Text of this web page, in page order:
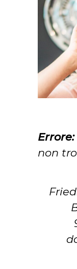
Errore:
non